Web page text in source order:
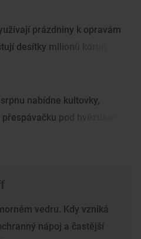
prázdniny k opravám
desítky milionů korun
nabídne kultovky,
pod hvězdami
vedru. Kdy vzniká
nápoj a častější